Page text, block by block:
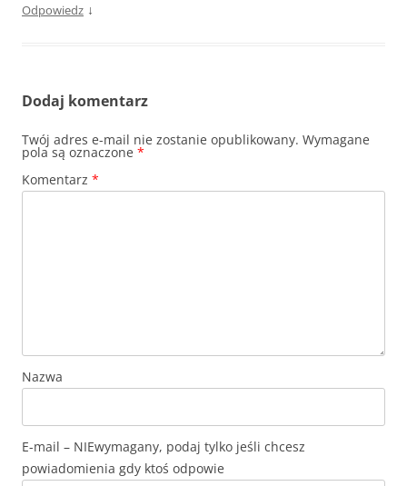
Odpowiedz ↓
Dodaj komentarz
Twój adres e-mail nie zostanie opublikowany. Wymagane
pola są oznaczone *
Komentarz *
Nazwa
E-mail